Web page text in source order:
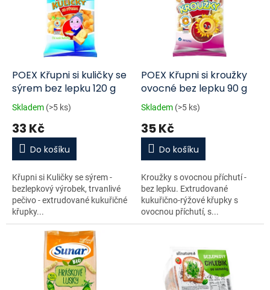
d
u
POEX Křupni si kuličky se
sýrem bez lepku 120 g
Skladem (>5 ks)
33 Kč
Do košíku
Křupni si Kuličky se sýrem -
bezlepkový výrobek, trvanlivé
pečivo - extrudované kukuřičné
křupky...
POEX Křupni si kroužky
ovocné bez lepku 90 g
Skladem (>5 ks)
35 Kč
Do košíku
Kroužky s ovocnou příchutí -
bez lepku. Extrudované
kukuřično-rýžové křupky s
ovocnou příchutí, s...